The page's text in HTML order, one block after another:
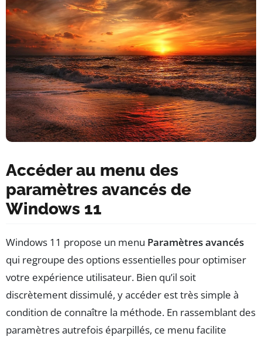
Accéder au menu des
paramètres avancés de
Windows 11
Windows 11 propose un menu Paramètres avancés
qui regroupe des options essentielles pour optimiser
votre expérience utilisateur. Bien qu’il soit
discrètement dissimulé, y accéder est très simple à
condition de connaître la méthode. En rassemblant des
paramètres autrefois éparpillés, ce menu facilite